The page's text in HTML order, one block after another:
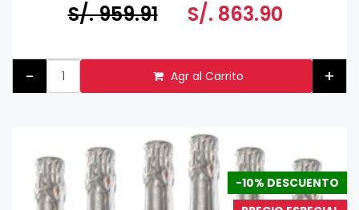
S/. 959.91 S/. 863.90
- Agr al Carrito +
-10% DESCUENTO